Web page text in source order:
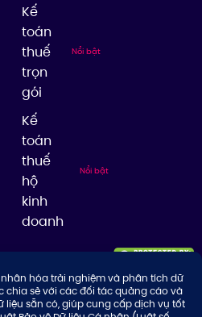
Kế
toán
thuế
trọn
gói
Nổi bật
Kế
toán
thuế
hộ
kinh
doanh
Nổi bật